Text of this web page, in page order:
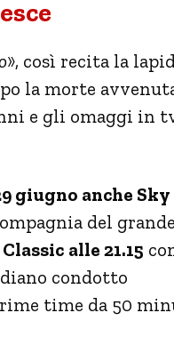
», così recita la
la morte
e gli omaggi in
giugno anche Sky
del grande
alle 21.15
condotto
time da 50